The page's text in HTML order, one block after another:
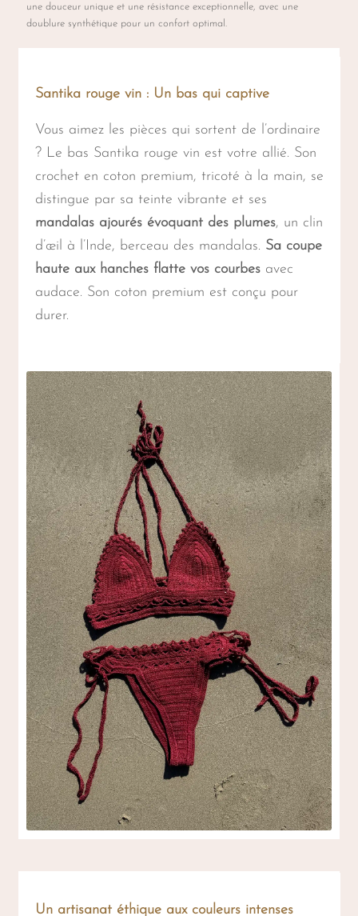
une douceur unique et une résistance exceptionnelle, avec une
doublure synthétique pour un confort optimal.
Santika rouge vin : Un bas qui captive
Vous aimez les pièces qui sortent de l’ordinaire
? Le bas Santika rouge vin est votre allié. Son
crochet en coton premium, tricoté à la main, se
distingue par sa teinte vibrante et ses
mandalas ajourés évoquant des plumes, un clin
d’œil à l’Inde, berceau des mandalas. Sa coupe
haute aux hanches flatte vos courbesavec
audace. Son coton premium est conçu pour
durer.
Un artisanat éthique aux couleurs intenses